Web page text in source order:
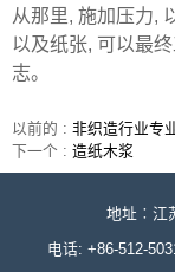
从那里, 施加压力,
以及纸张, 可以最
志。
以前的 : 非织造行业专
下一个 : 造纸木浆
地址︰江
电话: +86-512-